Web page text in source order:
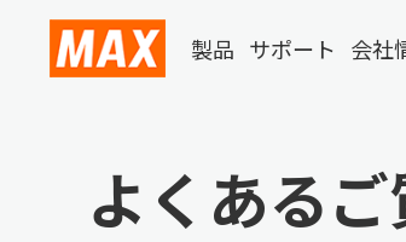
製品 サポート 会社
よくあるご